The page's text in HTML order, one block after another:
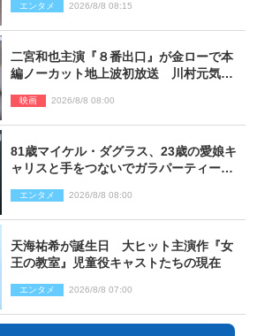
エンタメ 2026/8/8 08:15
二宮和也主演『８番出口』が金ローで本
編ノーカット地上波初放送 川村元気監
映画 2026/8/8 08:00
81歳マイケル・ダグラス、23歳の愛娘キ
ャリスと手をつないでガラパーティーに
エンタメ 2026/8/8 08:00
天海祐希が誕生日 大ヒット主演作『女
王の教室』児童役キャストたちの現在
エンタメ 2026/8/8 07:00